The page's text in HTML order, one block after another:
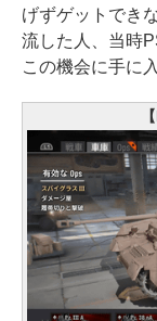
げずゲットでき
流した人、当時
この機会に手に